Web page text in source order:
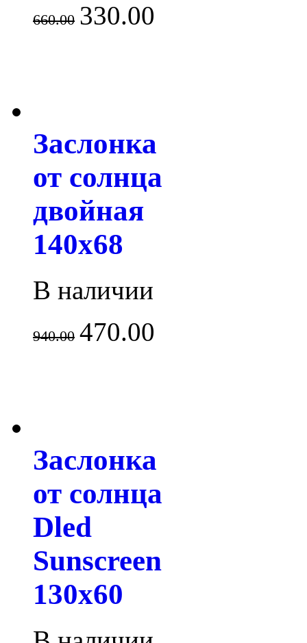
660.00 330.00
Заслонка
от солнца
двойная
140x68
В наличии
940.00 470.00
Заслонка
от солнца
Dled
Sunscreen
130x60